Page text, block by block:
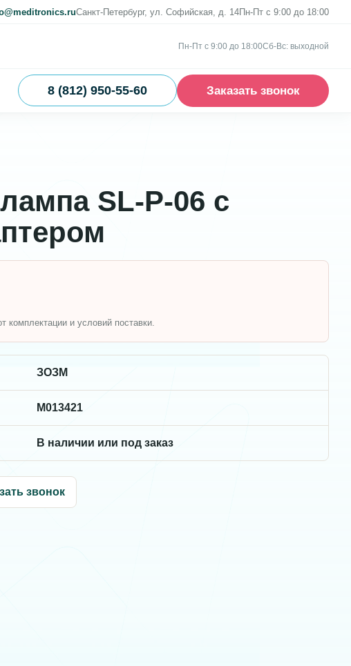
Санкт-Петербург, ул. Софийская, д. 14Пн-Пт с 9:00 до 18:00
Пн-Пт с 9:00 до 18:00Сб-Вс: выходной
8 (812) 950-55-60 Заказать звонок
SL-P-06 c
комплектации и условий поставки.
ЗОЗМ
M013421
В наличии или под заказ
звонок